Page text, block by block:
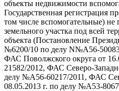
объекты недвижимости
Государственная регистрация
том числе вспомогательные) не
земельного участка под всей
объекта (Постановление
№6200/10 по делу N№А56-
ФАС Поволжского округа от
21582/2012, ФАС Северо-
делу №А56-60217/2011, ФАС
08.05.2013 г. по делу №А53-